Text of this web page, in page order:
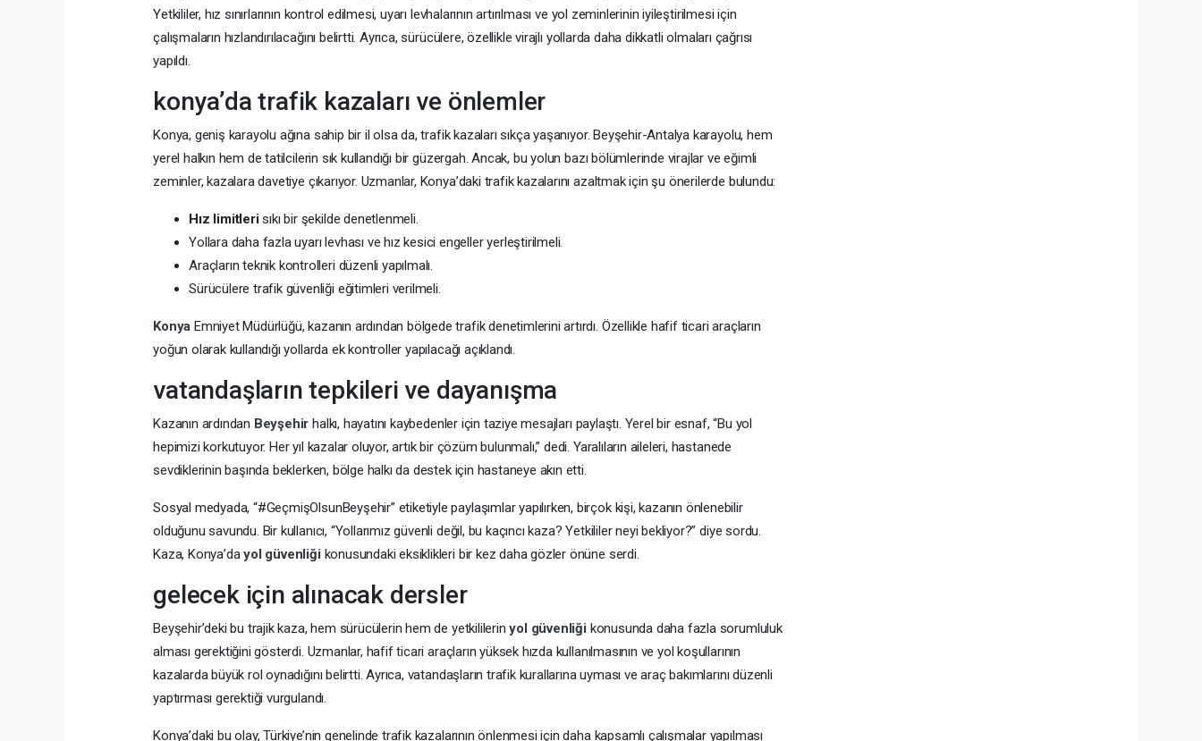
Yetkililer, hız sınırlarının kontrol edilmesi, uyarı levhalarının artırılması ve yol zeminlerinin iyileştirilmesi için
çalışmaların hızlandırılacağını belirtti. Ayrıca, sürücülere, özellikle virajlı yollarda daha dikkatli olmaları çağrısı
yapıldı.
konya’da trafik kazaları ve önlemler
Konya, geniş karayolu ağına sahip bir il olsa da, trafik kazaları sıkça yaşanıyor. Beyşehir-Antalya karayolu, hem
yerel halkın hem de tatilcilerin sık kullandığı bir güzergah. Ancak, bu yolun bazı bölümlerinde virajlar ve eğimli
zeminler, kazalara davetiye çıkarıyor. Uzmanlar, Konya’daki trafik kazalarını azaltmak için şu önerilerde bulundu:
Hız limitlerisıkı bir şekilde denetlenmeli.
Yollara daha fazla uyarı levhası ve hız kesici engeller yerleştirilmeli.
Araçların teknik kontrolleri düzenli yapılmalı.
Sürücülere trafik güvenliği eğitimleri verilmeli.
Konya Emniyet Müdürlüğü, kazanın ardından bölgede trafik denetimlerini artırdı. Özellikle hafif ticari araçların
yoğun olarak kullandığı yollarda ek kontroller yapılacağı açıklandı.
vatandaşların tepkileri ve dayanışma
Kazanın ardından Beyşehirhalkı, hayatını kaybedenler için taziye mesajları paylaştı. Yerel bir esnaf, “Bu yol
hepimizi korkutuyor. Her yıl kazalar oluyor, artık bir çözüm bulunmalı,” dedi. Yaralıların aileleri, hastanede
sevdiklerinin başında beklerken, bölge halkı da destek için hastaneye akın etti.
Sosyal medyada, “#GeçmişOlsunBeyşehir” etiketiyle paylaşımlar yapılırken, birçok kişi, kazanın önlenebilir
olduğunu savundu. Bir kullanıcı, “Yollarımız güvenli değil, bu kaçıncı kaza? Yetkililer neyi bekliyor?” diye sordu.
Kaza, Konya’dayol güvenliği konusundaki eksiklikleri bir kez daha gözler önüne serdi.
gelecek için alınacak dersler
Beyşehir’deki bu trajik kaza, hem sürücülerin hem de yetkililerinyol güvenliği konusunda daha fazla sorumluluk
alması gerektiğini gösterdi. Uzmanlar, hafif ticari araçların yüksek hızda kullanılmasının ve yol koşullarının
kazalarda büyük rol oynadığını belirtti. Ayrıca, vatandaşların trafik kurallarına uyması ve araç bakımlarını düzenli
yaptırması gerektiği vurgulandı.
Konya’daki bu olay, Türkiye’nin genelinde trafik kazalarının önlenmesi için daha kapsamlı çalışmalar yapılması